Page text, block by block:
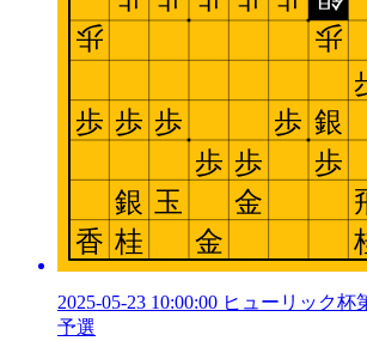
2025-05-23 10:00:00 ヒューリック杯
予選